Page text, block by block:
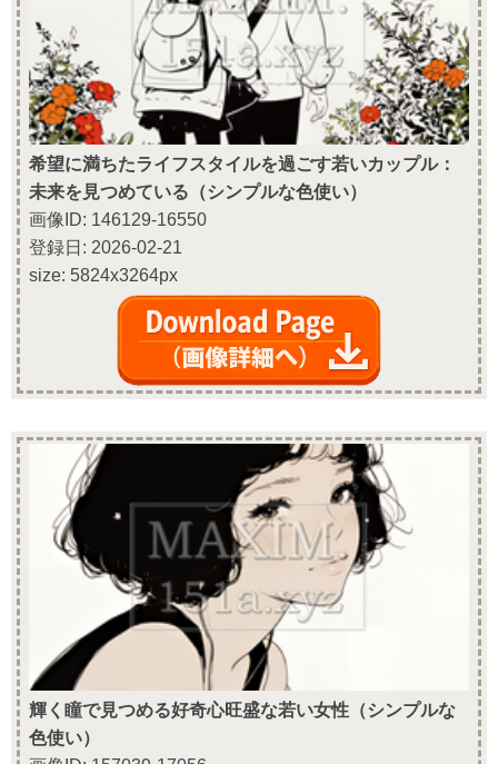
希望に満ちたライフスタイルを過ごす若いカップル：
未来を見つめている（シンプルな色使い）
画像ID: 146129-16550
登録日: 2026-02-21
size: 5824x3264px
輝く瞳で見つめる好奇心旺盛な若い女性（シンプルな
色使い）